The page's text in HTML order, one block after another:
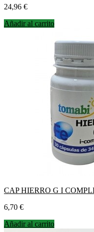
Precio
24,96 €
Añadir al carrito
CAP HIERRO G I
Precio
6,70 €
Añadir al carrito